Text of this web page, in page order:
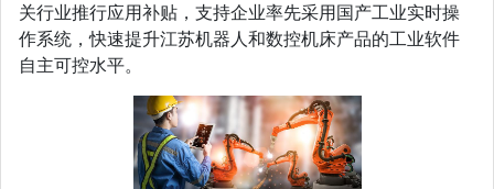
关行业推行应用补贴，支持企业率先采用国产工业实时操
作系统，快速提升江苏机器人和数控机床产品的工业软件
自主可控水平。